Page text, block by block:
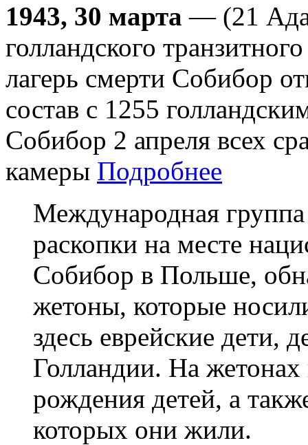
1943, 30 марта — (21
голландского
лагерь смерти Собибор
состав с 1255
Собибор 2 апреля всех
камеры Подробнее
Международная
раскопки на месте
Собибор в Польше,
жетоны, которые
здесь еврейские дети,
Голландии. На
рождения детей, а
которых они жили.